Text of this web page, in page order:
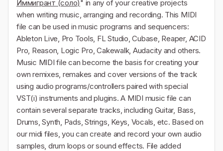
Иммигрант (соло)" in any of your creative projects
when writing music, arranging and recording. This MIDI
file can be used in music programs and sequencers:
Ableton Live, Pro Tools, FL Studio, Cubase, Reaper, ACID
Pro, Reason, Logic Pro, Cakewalk, Audacity and others.
Music MIDI file can become the basis for creating your
own remixes, remakes and cover versions of the track
using audio programs/controllers paired with special
VST(i) instruments and plugins. A MIDI music file can
contain several separate tracks, including Guitar, Bass,
Drums, Synth, Pads, Strings, Keys, Vocals, etc. Based on
our midi files, you can create and record your own audio
samples, drum loops or sound effects. File added